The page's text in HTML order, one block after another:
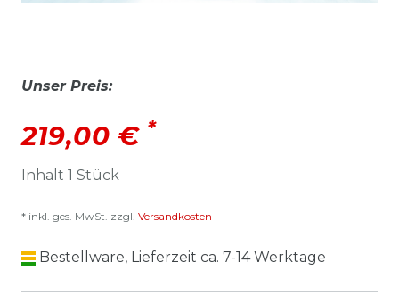
Unser Preis:
219,00 € *
Inhalt 1 Stück
* inkl. ges. MwSt. zzgl. Versandkosten
Bestellware, Lieferzeit ca. 7-14 Werktage